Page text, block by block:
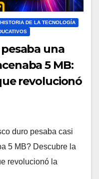
HISTORIA DE LA TECNOLOGÍA
una
5 MB:
revolucionó
duro pesaba casi
5 MB? Descubre la
revolucionó la